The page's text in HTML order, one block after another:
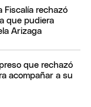
Fiscalía rechazó
que pudiera
Arizaga
que rechazó
acompañar a su